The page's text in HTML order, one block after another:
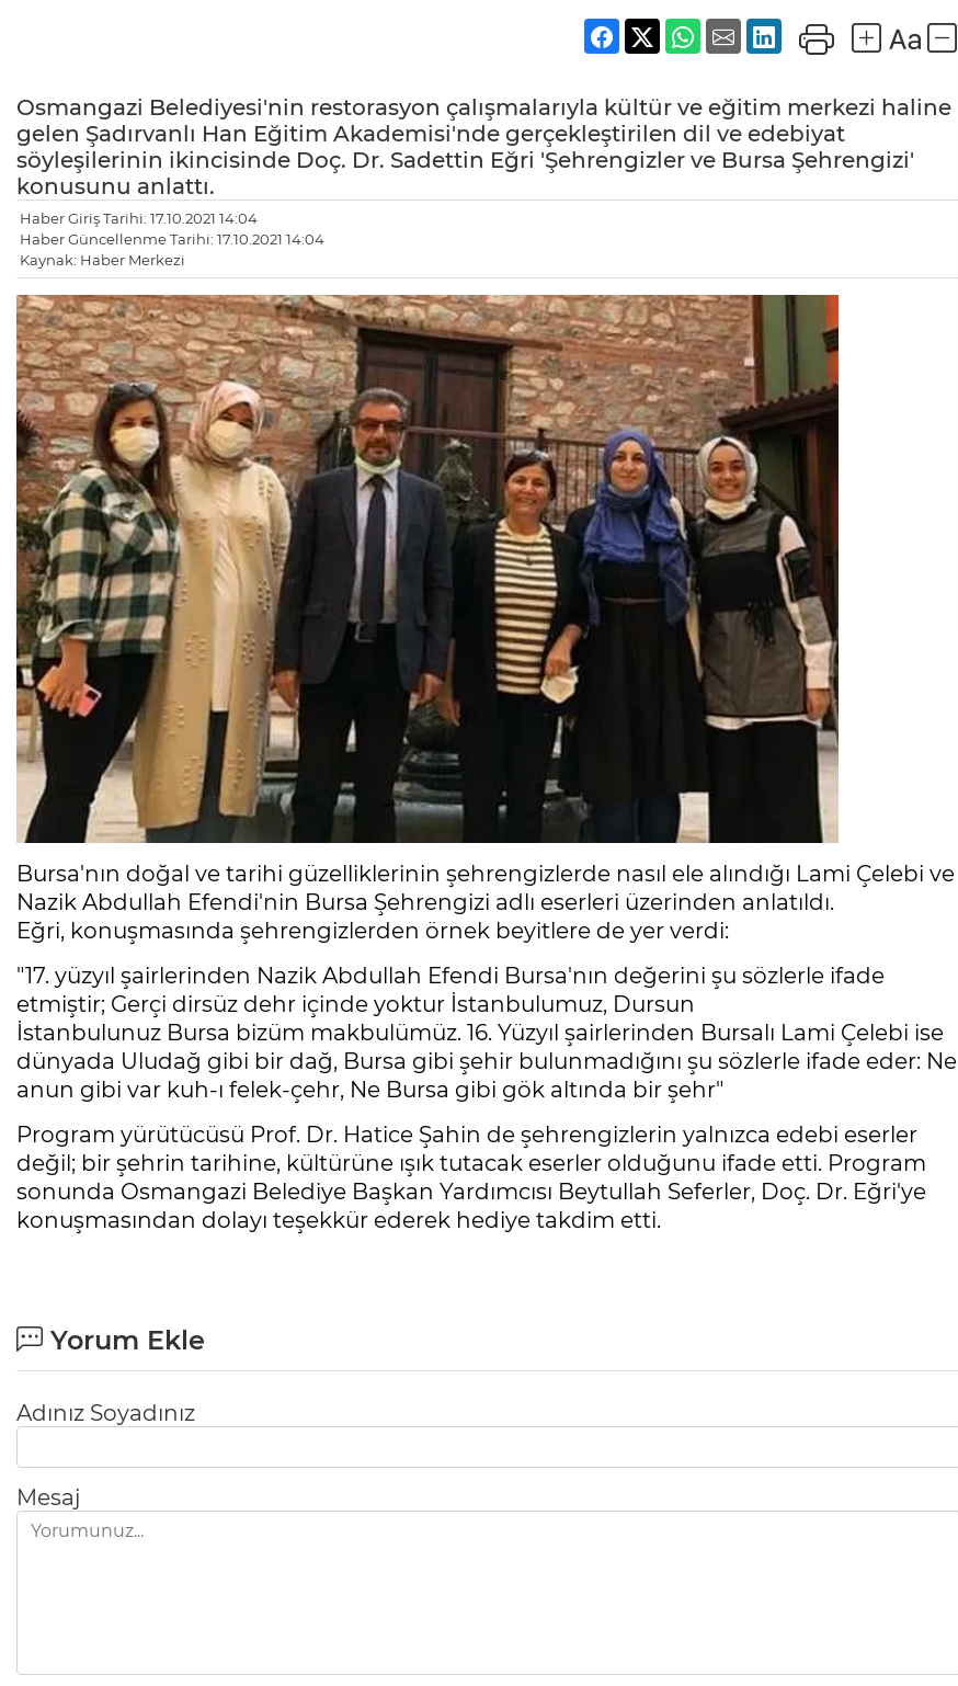
Osmangazi Belediyesi'nin restorasyon çalışmalarıyla kültür ve eğitim merkezi haline
gelen Şadırvanlı Han Eğitim Akademisi'nde gerçekleştirilen dil ve edebiyat
söyleşilerinin ikincisinde Doç. Dr. Sadettin Eğri 'Şehrengizler ve Bursa Şehrengizi'
konusunu anlattı.
Haber Giriş Tarihi: 17.10.2021 14:04
Haber Güncellenme Tarihi: 17.10.2021 14:04
Kaynak: Haber Merkezi
Bursa'nın doğal ve tarihi güzelliklerinin şehrengizlerde nasıl ele alındığı Lami Çelebi ve
Nazik Abdullah Efendi'nin Bursa Şehrengizi adlı eserleri üzerinden anlatıldı.
Eğri, konuşmasında şehrengizlerden örnek beyitlere de yer verdi:
"17. yüzyıl şairlerinden Nazik Abdullah Efendi Bursa'nın değerini şu sözlerle ifade
etmiştir; Gerçi dirsüz dehr içinde yoktur İstanbulumuz, Dursun
İstanbulunuz Bursa bizüm makbulümüz. 16. Yüzyıl şairlerinden Bursalı Lami Çelebi ise
dünyada Uludağ gibi bir dağ, Bursa gibi şehir bulunmadığını şu sözlerle ifade eder: Ne
anun gibi var kuh-ı felek-çehr, Ne Bursa gibi gök altında bir şehr"
Program yürütücüsü Prof. Dr. Hatice Şahin de şehrengizlerin yalnızca edebi eserler
değil; bir şehrin tarihine, kültürüne ışık tutacak eserler olduğunu ifade etti. Program
sonunda Osmangazi Belediye Başkan Yardımcısı Beytullah Seferler, Doç. Dr. Eğri'ye
konuşmasından dolayı teşekkür ederek hediye takdim etti.
Yorum Ekle
Adınız Soyadınız
Mesaj